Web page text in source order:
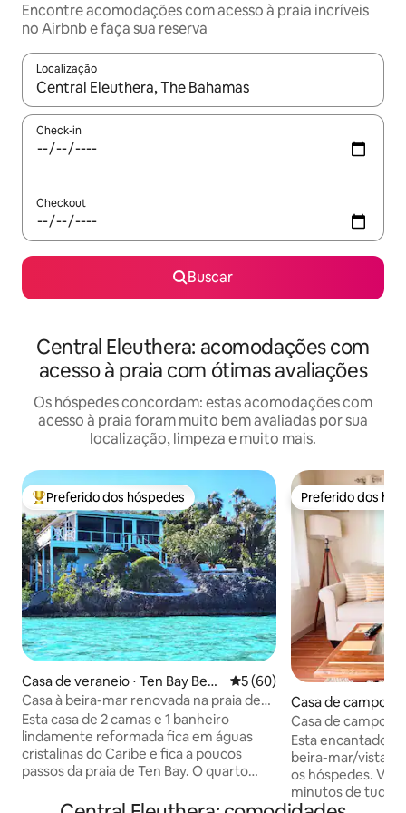
Encontre acomodações com acesso à praia incríveis
no Airbnb e faça sua reserva
Localização
Quando os resultados estiverem disponíveis, explore-os
Check-in
Checkout
Buscar
Central Eleuthera: acomodações com
acesso à praia com ótimas avaliações
Os hóspedes concordam: estas acomodações com
acesso à praia foram muito bem avaliadas por sua
localização, limpeza e muito mais.
Entre os melhores preferidos dos hóspedes
Preferido dos hóspedes
Casa de veraneio ⋅ Ten Bay Beac
h
5 de uma avaliação média
5 (60)
Casa à beira-mar renovada na praia de
Ten Bay
Esta casa de 2 camas e 1 banheiro
lindamente reformada fica em águas
cristalinas do Caribe e fica a poucos
passos da praia de Ten Bay. O quarto
vistas deslumbrantes. A cama de
Preferido dos
Preferido dos
Casa de campo ⋅
ound
Casa de campo
Esta encantadora
beira-mar/vista
os hóspedes.
minutos de tudo
joia bem localizada. Sunrise